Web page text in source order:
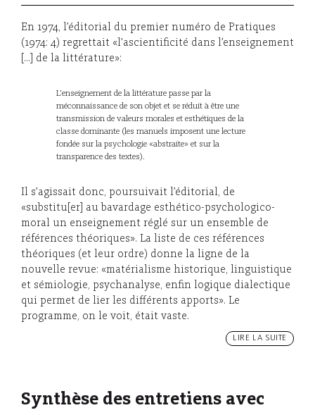
En 1974, l’éditorial du premier numéro de Pratiques
(1974: 4) regrettait «l’ascientificité dans l’enseignement
[…] de la littérature»:
L’enseignement de la littérature passe par la
méconnaissance de son objet et se réduit à être une
transmission de valeurs morales et esthétiques de la
classe dominante (les manuels imposent une lecture
fondée sur la psychologie «abstraite» et sur la
transparence des textes).
Il s’agissait donc, poursuivait l’éditorial, de
«substitu[er] au bavardage esthético-psychologico-
moral un enseignement réglé sur un ensemble de
références théoriques». La liste de ces références
théoriques (et leur ordre) donne la ligne de la
nouvelle revue: «matérialisme historique, linguistique
et sémiologie, psychanalyse, enfin logique dialectique
qui permet de lier les différents apports». Le
programme, on le voit, était vaste.
LIRE LA SUITE
Synthèse des entretiens avec